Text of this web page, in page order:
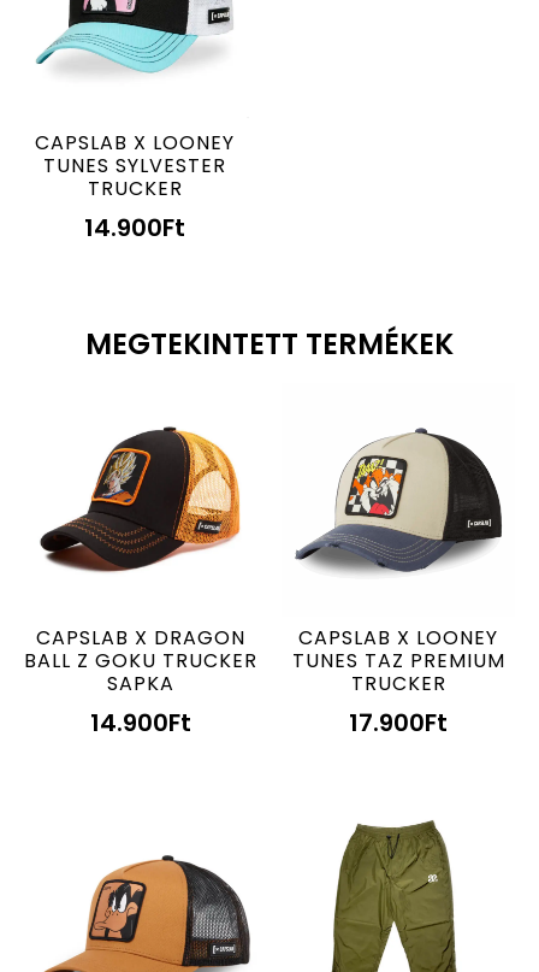
CAPSLAB X LOONEY
TUNES SYLVESTER
TRUCKER
14.900Ft
MEGTEKINTETT TERMÉKEK
CAPSLAB X DRAGON
BALL Z GOKU TRUCKER
SAPKA
14.900Ft
CAPSLAB X LOONEY
TUNES TAZ PREMIUM
TRUCKER
17.900Ft